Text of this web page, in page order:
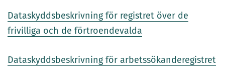
Dataskyddsbeskrivning för registret över de
frivilliga och de förtroendevalda
Dataskyddsbeskrivning för arbetssökanderegistret